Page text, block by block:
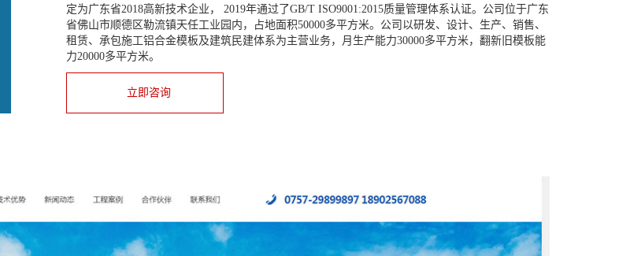
定为广东省2018高新技术企业， 2019年通过了GB/T ISO9001:2015质量管理体系认证。公司位于广东
省佛山市顺德区勒流镇天任工业园内，占地面积50000多平方米。公司以研发、设计、生产、销售、
租赁、承包施工铝合金模板及建筑民建体系为主营业务，月生产能力30000多平方米，翻新旧模板能
力20000多平方米。
立即咨询